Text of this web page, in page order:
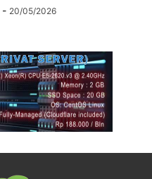
- 20/05/2026